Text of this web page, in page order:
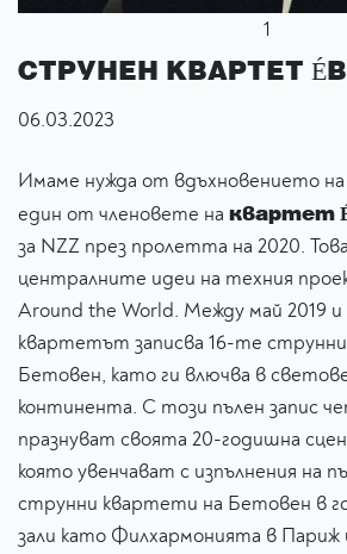
1
СТРУНЕН КВАРТЕТ
06.03.2023
Имаме нужда от вдъхновението на
един от членовете на квартет
за NZZ през пролетта на 2020.
централните идеи на техния
Around the World. Между май 2019 и
квартетът записва 16-те
Бетовен, като ги влючва в
континента. С този пълен запис
празнуват своята 20-годишна
която увенчават с изпълнения на
струнни квартети на Бетовен в
зали като Филхармонията в Париж